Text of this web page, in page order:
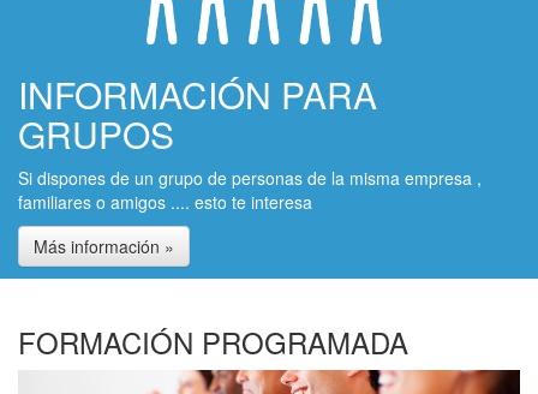
INFORMACIÓN PARA
GRUPOS
Si dispones de un grupo de personas de la misma empresa ,
familiares o amigos .... esto te interesa
Más información »
FORMACIÓN PROGRAMADA